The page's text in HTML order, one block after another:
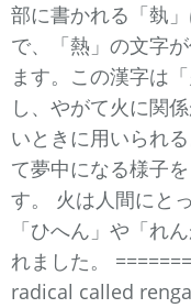
部に書かれる「埶
で、「熱」の文字
ます。この漢字は
し、やがて火に関
いときに用いられ
て夢中になる様子
す。 火は人間にと
「ひへん」や「れ
れました。
radical called